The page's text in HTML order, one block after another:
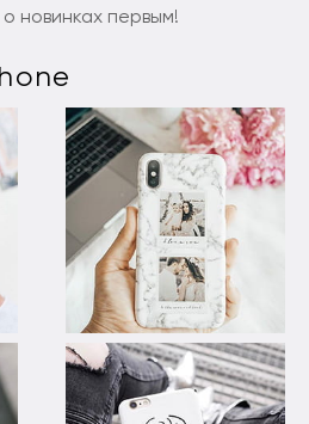
новинках первым!